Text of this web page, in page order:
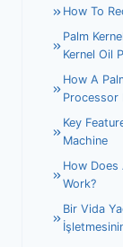
How To
Palm
Kernel Oil
How A
Processor
Key
Machine
How Does
Work?
Bir Vida